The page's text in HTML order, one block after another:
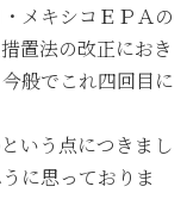
メキシコＥＰＡの
置法の改正におき
般でこれ四回目に
いう点につきまし
に思っておりま